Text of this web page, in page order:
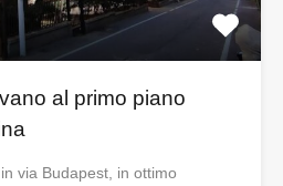
al primo piano
via Budapest, in ottimo